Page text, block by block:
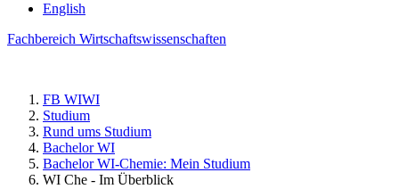
English
Fachbereich Wirtschaftswissenschaften
FB WIWI
Studium
Rund ums Studium
Bachelor WI
Bachelor WI-Chemie: Mein Studium
WI Che - Im Überblick